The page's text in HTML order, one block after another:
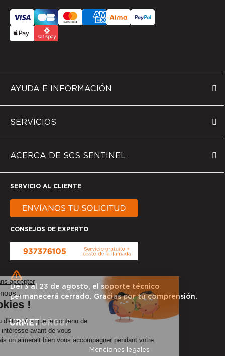
AYUDA E INFORMACIÓN
SERVICIOS
ACERCA DE SCS SENTINEL
SERVICIO AL CLIENTE
CONSEJOS DE EXPERTO
Del 3 al 23 de agosto, el soporte técnico
permanecerá cerrado. Gracias por tu comprensión.
© SCS Sentinel 2025
Menciones legales